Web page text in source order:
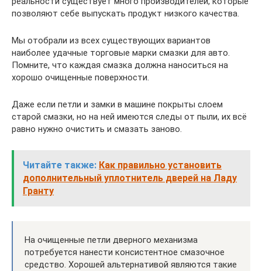
позволяют себе выпускать продукт низкого качества.
Мы отобрали из всех существующих вариантов
наиболее удачные торговые марки смазки для авто.
Помните, что каждая смазка должна наноситься на
хорошо очищенные поверхности.
Даже если петли и замки в машине покрыты слоем
старой смазки, но на ней имеются следы от пыли, их всё
равно нужно очистить и смазать заново.
Читайте также: Как правильно установить
дополнительный уплотнитель дверей на Ладу
Гранту
На очищенные петли дверного механизма
потребуется нанести консистентное смазочное
средство. Хорошей альтернативой являются такие